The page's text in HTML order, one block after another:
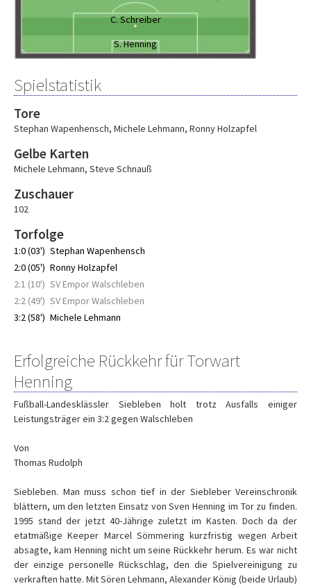
C. Schreiber
S. Henning
Spielstatistik
Tore
Stephan Wapenhensch, Michele Lehmann, Ronny Holzapfel
Gelbe Karten
Michele Lehmann, Steve Schnauß
Zuschauer
102
Torfolge
1:0 (03') Stephan Wapenhensch
2:0 (05') Ronny Holzapfel
2:1 (10') SV Empor Walschleben
2:2 (49') SV Empor Walschleben
3:2 (58') Michele Lehmann
Erfolgreiche Rückkehr für Torwart
Henning
Fußball-Landesklässler Siebleben holt trotz Ausfalls einiger
Leistungsträger ein 3:2 gegen Walschleben
Von
Thomas Rudolph
Siebleben. Man muss schon tief in der Siebleber Vereinschronik
blättern, um den letzten Einsatz von Sven Henning im Tor zu finden.
1995 stand der jetzt 40-Jährige zuletzt im Kasten. Doch da der
etatmäßige Keeper Marcel Sömmering kurzfristig wegen Arbeit
absagte, kam Henning nicht um seine Rückkehr herum. Es war nicht
der einzige personelle Rückschlag, den die Spielvereinigung zu
verkraften hatte. Mit Sören Lehmann, Alexander König (beide Urlaub)